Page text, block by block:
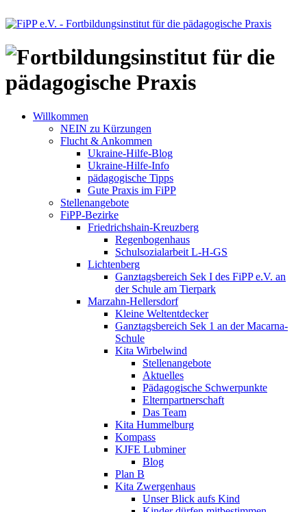
Willkommen
NEIN zu Kürzungen
Flucht & Ankommen
Ukraine-Hilfe-Blog
Ukraine-Hilfe-Info
pädagogische Tipps
Gute Praxis im FiPP
Stellenangebote
FiPP-Bezirke
Friedrichshain-Kreuzberg
Regenbogenhaus
Schulsozialarbeit L-H-GS
Lichtenberg
Ganztagsbereich Sek I des FiPP e.V. an
der Schule am Tierpark
Marzahn-Hellersdorf
Kleine Weltentdecker
Ganztagsbereich Sek 1 an der Macarna-
Schule
Kita Wirbelwind
Stellenangebote
Aktuelles
Pädagogische Schwerpunkte
Elternpartnerschaft
Das Team
Kita Hummelburg
Kompass
KJFE Lubminer
Blog
Plan B
Kita Zwergenhaus
Unser Blick aufs Kind